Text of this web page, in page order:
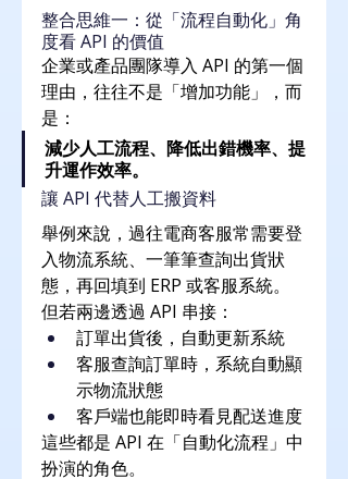
整合思維一：從「流程自動化」角
度看 API 的價值
企業或產品團隊導入 API 的第一個
理由，往往不是「增加功能」，而
是：
減少人工流程、降低出錯機率、提
升運作效率。
讓 API 代替人工搬資料
舉例來說，過往電商客服常需要登
入物流系統、一筆筆查詢出貨狀
態，再回填到 ERP 或客服系統。
但若兩邊透過 API 串接：
訂單出貨後，自動更新系統
客服查詢訂單時，系統自動顯
示物流狀態
客戶端也能即時看見配送進度
這些都是 API 在「自動化流程」中
扮演的角色。